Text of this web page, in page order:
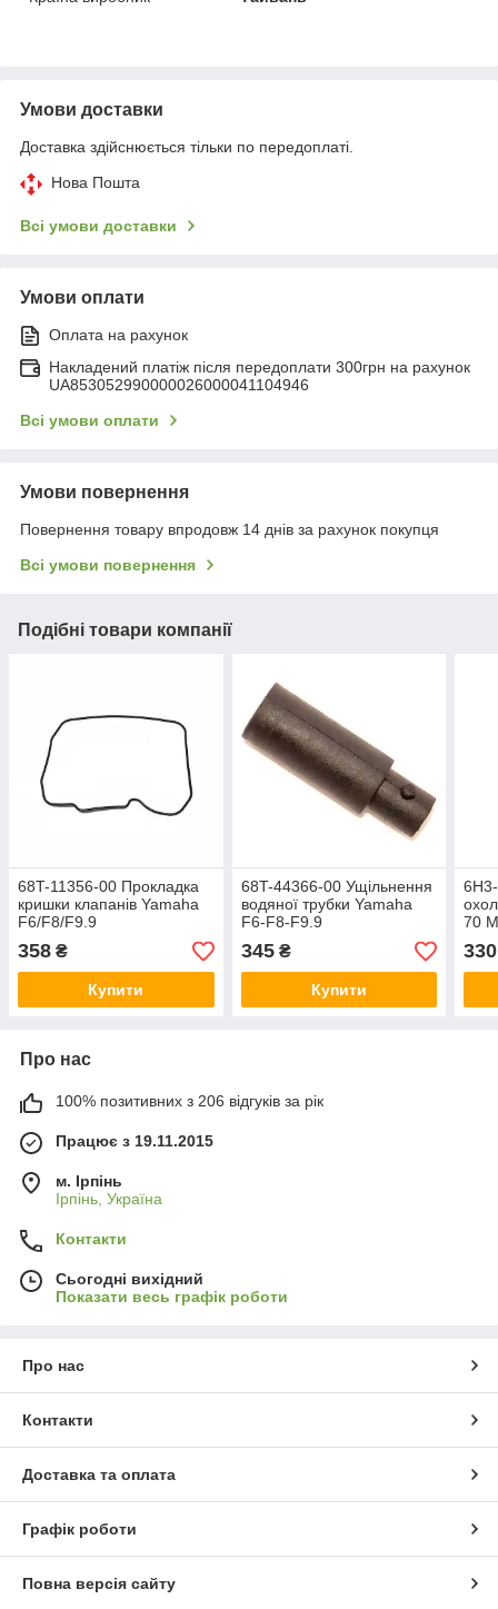
Умови доставки
Доставка здійснюється тільки по передоплаті.
Нова Пошта
Всі умови доставки
Умови оплати
Оплата на рахунок
Накладений платіж після передоплати 300грн на рахунок
UA853052990000026000041104946
Всі умови оплати
Умови повернення
Повернення товару впродовж 14 днів за рахунок покупця
Всі умови повернення
Подібні товари компанії
68T-11356-00 Прокладка
кришки клапанів Yamaha
F6/F8/F9.9
358 ₴
Купити
68T-44366-00 Ущільнення
водяної трубки Yamaha
F6-F8-F9.9
345₴
Купити
70
330
Про нас
100% позитивних з 206 відгуків за рік
Працює з 19.11.2015
м. Ірпінь
Ірпінь, Україна
Контакти
Сьогодні вихідний
Показати весь графік роботи
Про нас
Контакти
Доставка та оплата
Графік роботи
Повна версія сайту